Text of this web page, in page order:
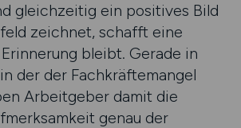
gleichzeitig ein positives Bild
zeichnet, schafft eine
bleibt. Gerade in
der der Fachkräftemangel
Arbeitgeber damit die
genau der